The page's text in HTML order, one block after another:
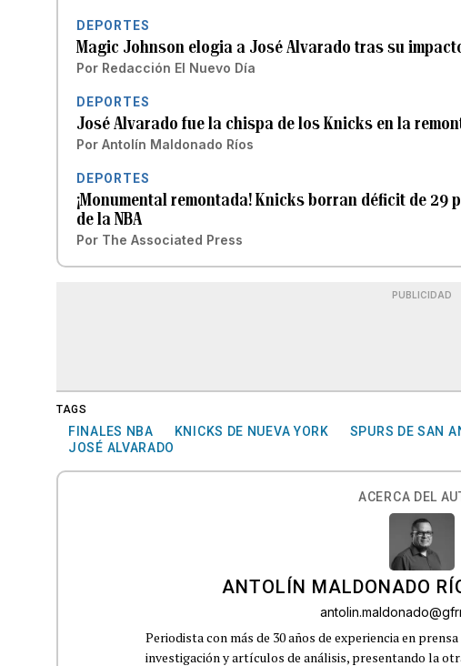
DEPORTES
Magic Johnson elogia a José Alvarado tras su
Por Redacción El Nuevo Día
DEPORTES
José Alvarado fue la chispa de los Knicks en la
Por Antolín Maldonado Ríos
DEPORTES
¡Monumental remontada! Knicks borran déficit de
de la NBA
Por The Associated Press
PUBLICIDAD
TAGS
FINALES NBA KNICKS DE NUEVA YORK SPURS DE SAN
JOSÉ ALVARADO
ACERCA DEL
ANTOLÍN MALDONADO
Periodista con más de 30 años de experiencia en
investigación y artículos de análisis, presentando la